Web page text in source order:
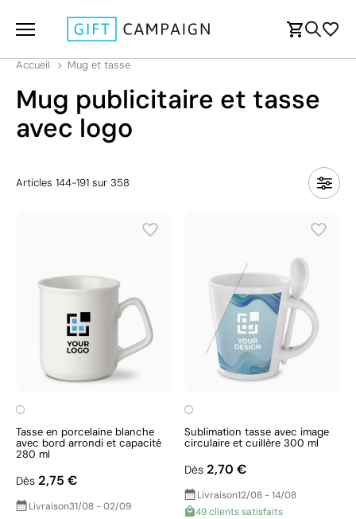
Accueil Mug et tasse
Mug publicitaire et tasse
avec logo
Articles 144-191 sur 358
Tasse en porcelaine blanche
avec bord arrondi et capacité
280 ml
Dès 2,75 €
Livraison31/08 - 02/09
Sublimation tasse avec image
circulaire et cuillère 300 ml
Dès 2,70 €
Livraison12/08 - 14/08
49 clients satisfaits